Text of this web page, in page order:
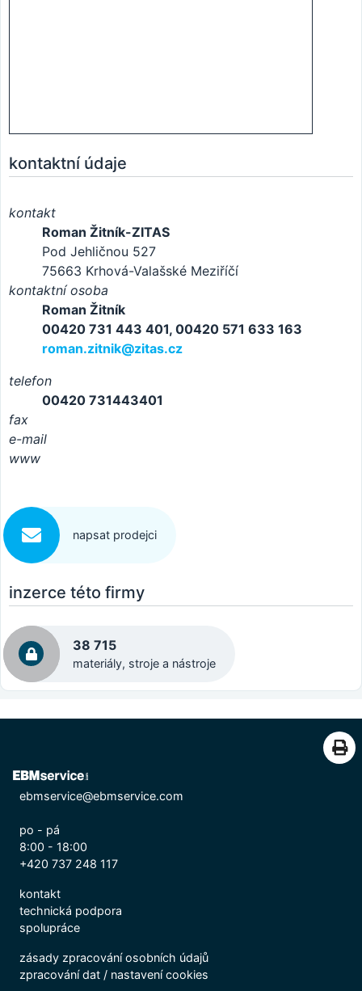
kontaktní údaje
kontakt
Roman Žitník-ZITAS
Pod Jehličnou 527
75663 Krhová-Valašské Meziříčí
kontaktní osoba
Roman Žitník
00420 731 443 401, 00420 571 633 163
roman.zitnik@zitas.cz
telefon
00420 731443401
fax
e-mail
www
napsat prodejci
inzerce této firmy
38 715
materiály, stroje a nástroje
ebmservice@ebmservice.com
po - pá
8:00 - 18:00
+420 737 248 117
kontakt
technická podpora
spolupráce
zásady zpracování osobních údajů
zpracování dat/ nastavení cookies